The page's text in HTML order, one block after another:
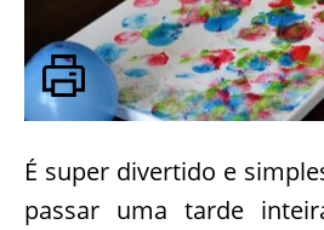
É super divertido e
passar uma tarde